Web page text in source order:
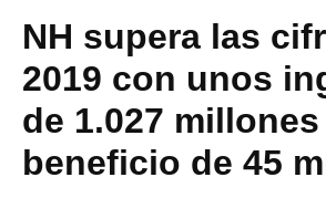
NH supera las
2019 con unos
de 1.027
beneficio de 45